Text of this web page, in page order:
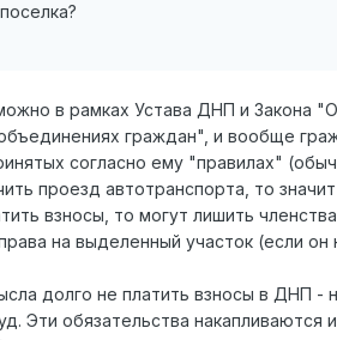
в рамках Устава ДНП и Закона
граждан", и вообще
согласно ему "правилах"
проезд автотранспорта, то
взносы, то могут лишить
на выделенный участок (если
долго не платить взносы в ДНП -
Эти обязательства накапливаются